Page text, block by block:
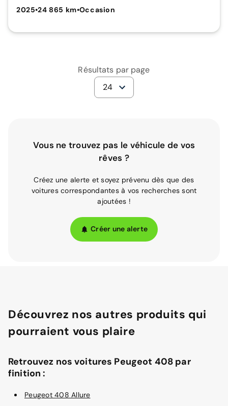
2025•24 865 km•Occasion
Résultats par page
24
Vous ne trouvez pas le véhicule de vos
rêves ?
Créez une alerte et soyez prévenu dès que des
voitures correspondantes à vos recherches sont
ajoutées !
Créer une alerte
Découvrez nos autres produits qui
pourraient vous plaire
Retrouvez nos voitures Peugeot 408 par
finition :
Peugeot 408 Allure